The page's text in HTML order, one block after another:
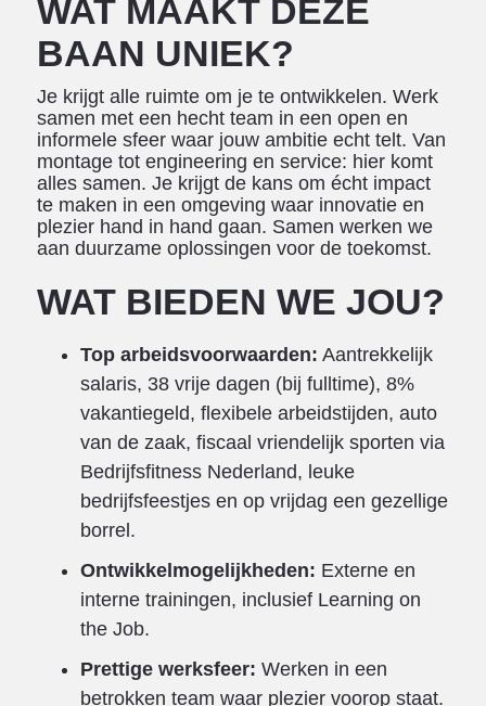
WAT MAAKT DEZE
BAAN UNIEK?
Je krijgt alle ruimte om je te ontwikkelen. Werk
samen met een hecht team in een open en
informele sfeer waar jouw ambitie echt telt. Van
montage tot engineering en service: hier komt
alles samen. Je krijgt de kans om écht impact
te maken in een omgeving waar innovatie en
plezier hand in hand gaan. Samen werken we
aan duurzame oplossingen voor de toekomst.
WAT BIEDEN WE JOU?
Top arbeidsvoorwaarden: Aantrekkelijk
salaris, 38 vrije dagen (bij fulltime), 8%
vakantiegeld, flexibele arbeidstijden, auto
van de zaak, fiscaal vriendelijk sporten via
Bedrijfsfitness Nederland, leuke
bedrijfsfeestjes en op vrijdag een gezellige
borrel.
Ontwikkelmogelijkheden: Externe en
interne trainingen, inclusief Learning on
the Job.
Prettige werksfeer: Werken in een
betrokken team waar plezier voorop staat.